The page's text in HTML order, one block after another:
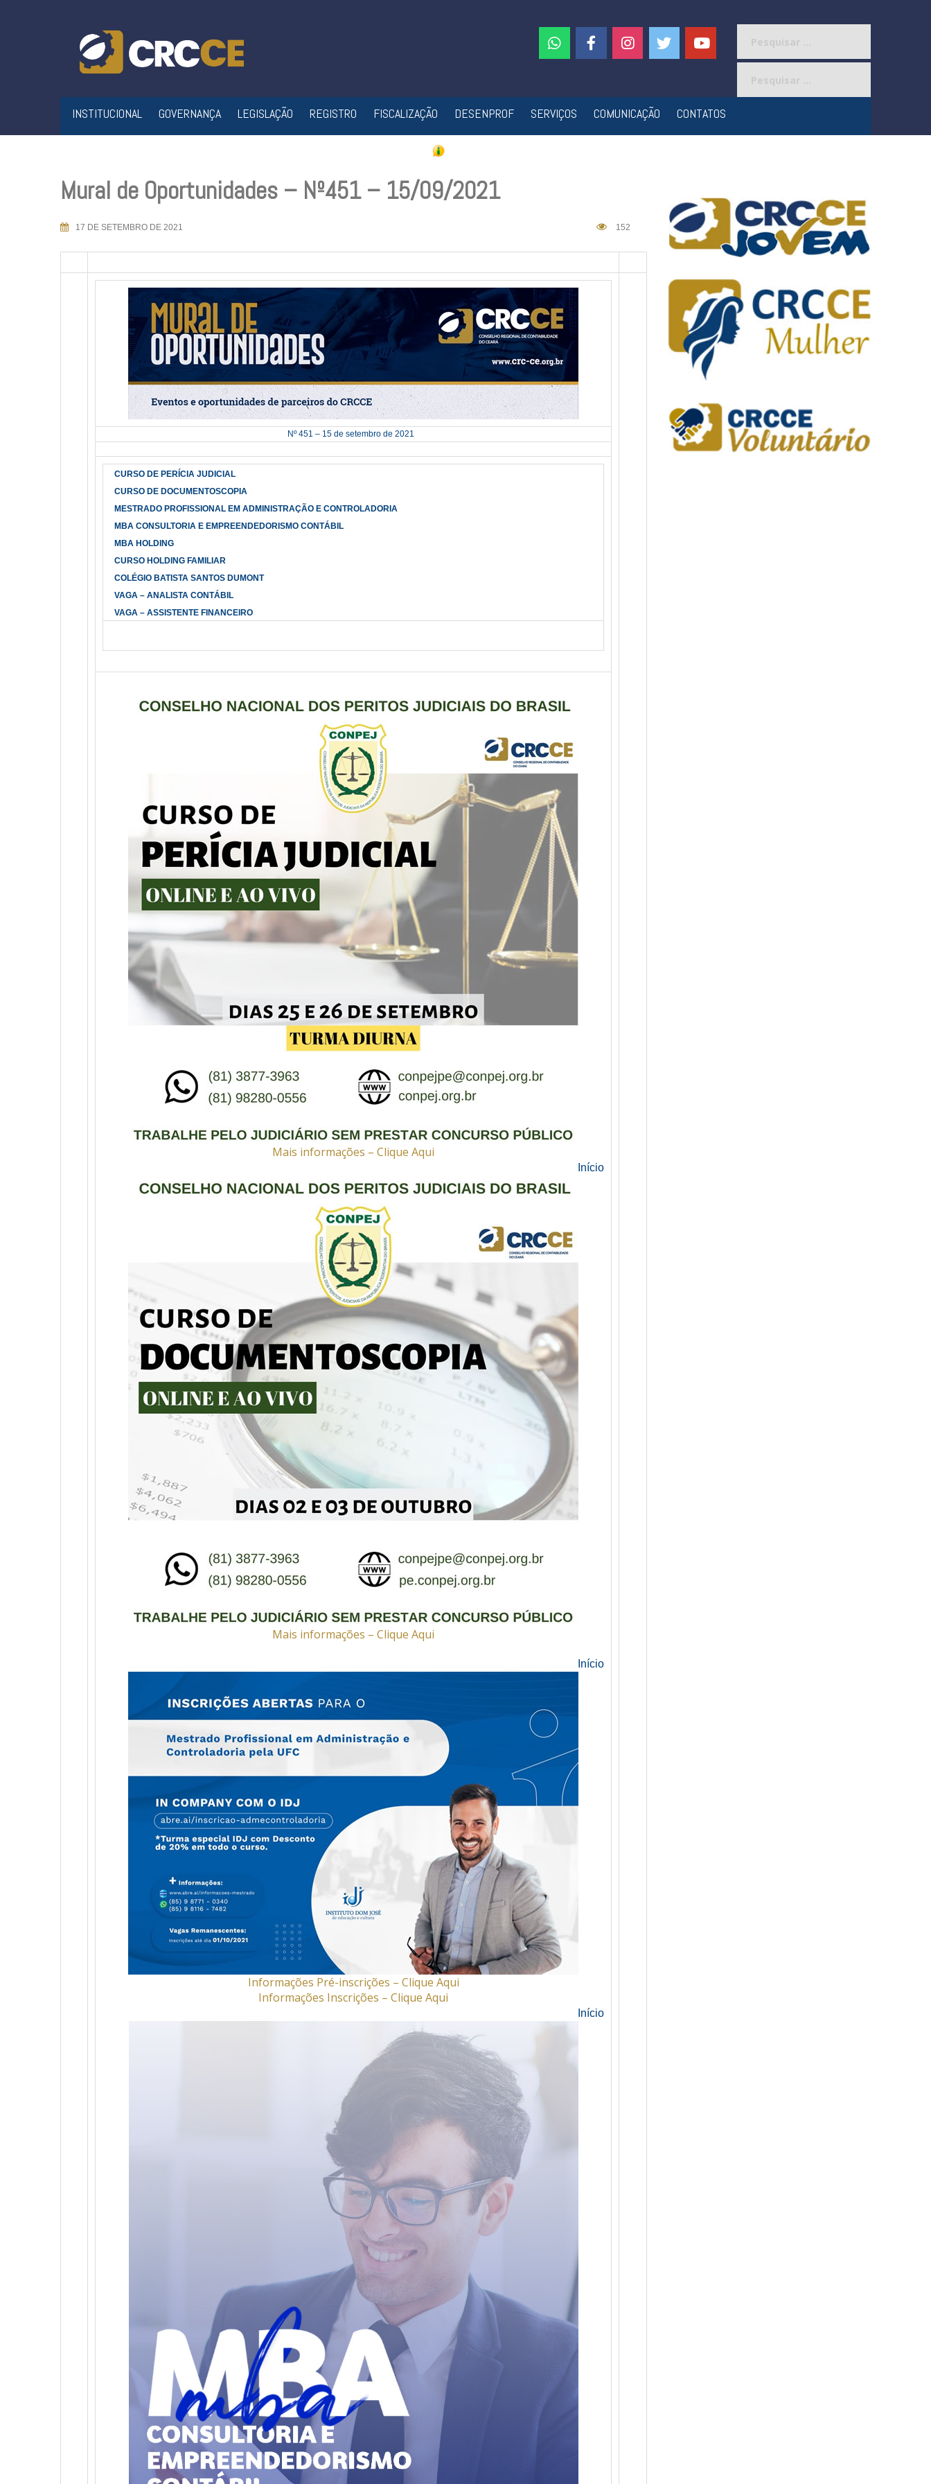
INSTITUCIONAL GOVERNANÇA LEGISLAÇÃO REGISTRO FISCALIZAÇÃO DESENPROF SERVIÇOS COMUNICAÇÃO CONTATOS
Mural de Oportunidades – Nº451 – 15/09/2021
17 DE SETEMBRO DE 2021 152
Nº 451 – 15 de setembro de 2021
CURSO DE PERÍCIA JUDICIAL
CURSO DE DOCUMENTOSCOPIA
MESTRADO PROFISSIONAL EM ADMINISTRAÇÃO E CONTROLADORIA
MBA CONSULTORIA E EMPREENDEDORISMO CONTÁBIL
MBA HOLDING
CURSO HOLDING FAMILIAR
COLÉGIO BATISTA SANTOS DUMONT
VAGA – ANALISTA CONTÁBIL
VAGA – ASSISTENTE FINANCEIRO
Mais informações – Clique Aqui
Início
Mais informações – Clique Aqui
Início
Informações Pré-inscrições – Clique Aqui
Informações Inscrições – Clique Aqui
Início